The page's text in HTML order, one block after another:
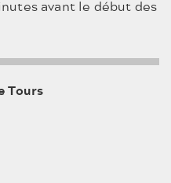
avant le début des
Tours